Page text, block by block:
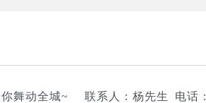
你舞动全城~ 联系人：杨先生 电话：